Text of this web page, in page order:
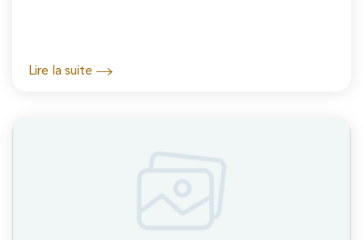
Lire la suite